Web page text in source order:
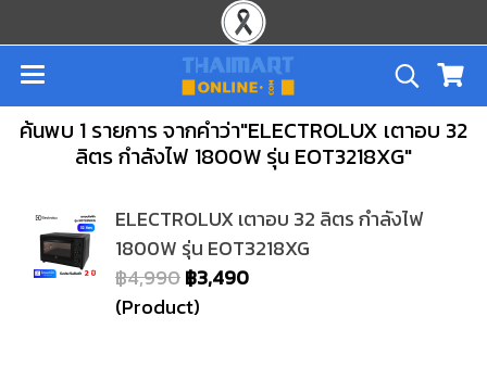
ค้นพบ 1 รายการ จากคำว่า"ELECTROLUX เตาอบ 32
ลิตร กำลังไฟ 1800W รุ่น EOT3218XG"
ELECTROLUX เตาอบ 32 ลิตร กำลังไฟ
1800W รุ่น EOT3218XG
฿4,990฿3,490
(Product)